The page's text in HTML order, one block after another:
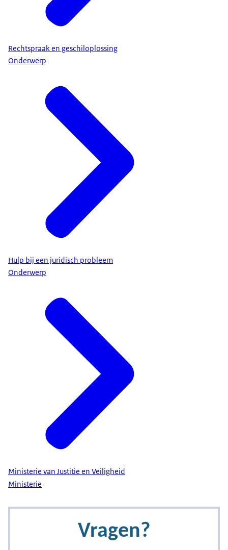
Rechtspraak en geschiloplossing
Onderwerp
Hulp bij een juridisch probleem
Onderwerp
Ministerie van Justitie en Veiligheid
Ministerie